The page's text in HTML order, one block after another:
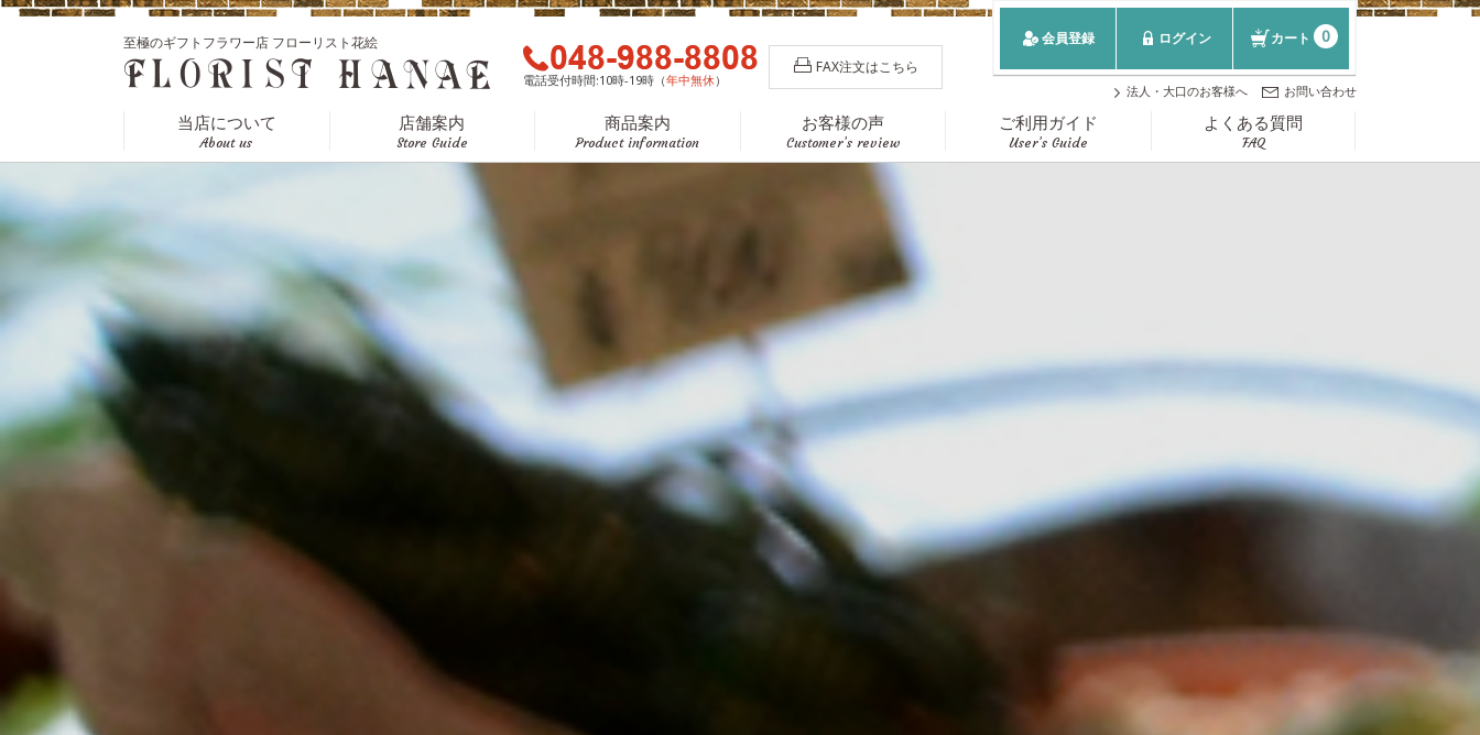
至極のギフトフラワー店 フローリスト花絵
電話受付時間:10時-19時（年中無休）
FAX注文はこちら
会員登録 ログイン カート 0
法人・大口のお客様へ お問い合わせ
当店について
About us
店舗案内
Store Guide
商品案内
Product information
お客様の声
Customer’s review
ご利用ガイド
User’s Guide
よくある質問
FAQ